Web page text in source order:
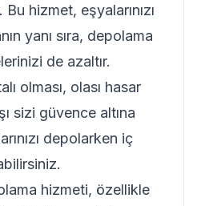
hizmet, eşyalarınızı
yanı sıra, depolama
de azaltır.
olması, olası hasar
sizi güvence altına
depolarken iç
hizmeti, özellikle